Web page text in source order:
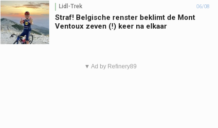
Lidl-Trek 06/08
Straf! Belgische renster beklimt de Mont
Ventoux zeven (!) keer na elkaar
▼ Ad by Refinery89